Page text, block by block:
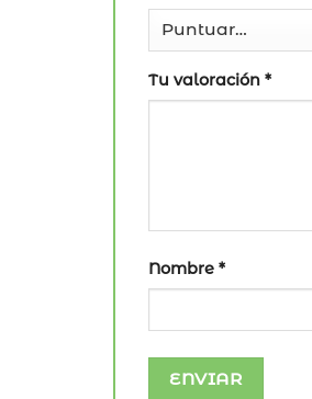
Tu valoración *
Nombre *